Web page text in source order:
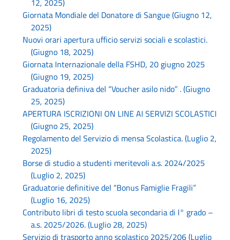
12, 2025)
Giornata Mondiale del Donatore di Sangue (Giugno 12,
2025)
Nuovi orari apertura ufficio servizi sociali e scolastici.
(Giugno 18, 2025)
Giornata Internazionale della FSHD, 20 giugno 2025
(Giugno 19, 2025)
Graduatoria definiva del “Voucher asilo nido” . (Giugno
25, 2025)
APERTURA ISCRIZIONI ON LINE AI SERVIZI SCOLASTICI
(Giugno 25, 2025)
Regolamento del Servizio di mensa Scolastica. (Luglio 2,
2025)
Borse di studio a studenti meritevoli a.s. 2024/2025
(Luglio 2, 2025)
Graduatorie definitive del “Bonus Famiglie Fragili”
(Luglio 16, 2025)
Contributo libri di testo scuola secondaria di I° grado –
a.s. 2025/2026. (Luglio 28, 2025)
Servizio di trasporto anno scolastico 2025/206 (Luglio